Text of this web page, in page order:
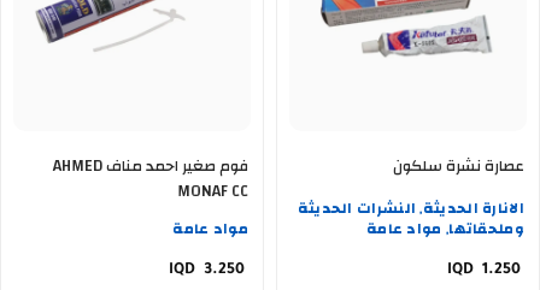
عصارة نشرة سلكون
الانارة الحديثة, النشرات الحديثة
وملحقاتها, مواد عامة
1.250
فوم صغير احمد مناف AHMED
MONAF CC
مواد عامة
3.250